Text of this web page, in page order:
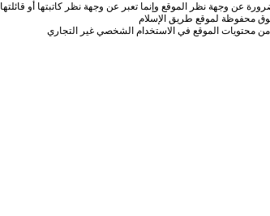
عن وجهة نظر الموقع وإنما تعبر عن وجهة نظر كاتبتها أو قائلتها
محفوظة لموقع طريق الإسلام
محتويات الموقع في الاستخدام الشخصي غير التجاري